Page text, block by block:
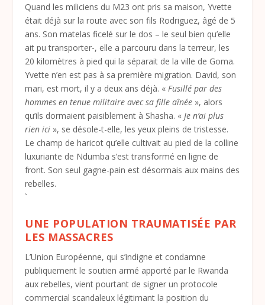
Quand les miliciens du M23 ont pris sa maison, Yvette
était déjà sur la route avec son fils Rodriguez, âgé de 5
ans. Son matelas ficelé sur le dos – le seul bien qu’elle
ait pu transporter-, elle a parcouru dans la terreur, les
20 kilomètres à pied qui la séparait de la ville de Goma.
Yvette n’en est pas à sa première migration. David, son
mari, est mort, il y a deux ans déjà. «Fusillé par des
hommes en tenue militaire avec sa fille aînée », alors
qu’ils dormaient paisiblement à Shasha. «Je n’ai plus
rien ici », se désole-t-elle, les yeux pleins de tristesse.
Le champ de haricot qu’elle cultivait au pied de la colline
luxuriante de Ndumba s’est transformé en ligne de
front. Son seul gagne-pain est désormais aux mains des
rebelles.
`
UNE POPULATION TRAUMATISÉE PAR
LES MASSACRES
L’Union Européenne, qui s’indigne et condamne
publiquement le soutien armé apporté par le Rwanda
aux rebelles, vient pourtant de signer un protocole
commercial scandaleux légitimant la position du